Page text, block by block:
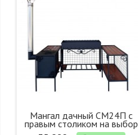
Мангал дачный СМ24П с
правым столиком на выбор